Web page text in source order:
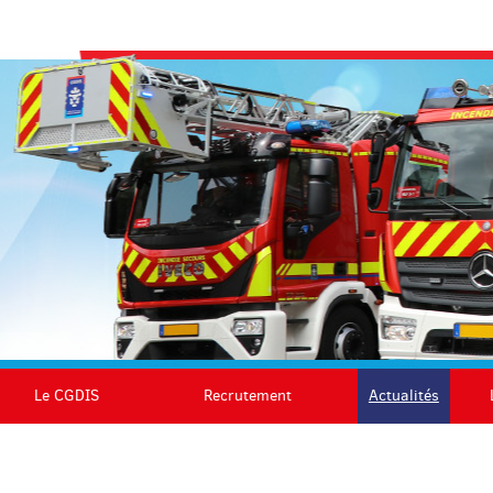
Le CGDIS Recrutement Actualités